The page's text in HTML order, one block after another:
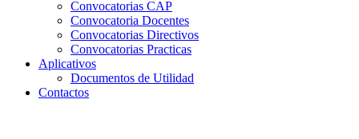
Convocatorias CAP
Convocatoria Docentes
Convocatorias Directivos
Convocatorias Practicas
Aplicativos
Documentos de Utilidad
Contactos